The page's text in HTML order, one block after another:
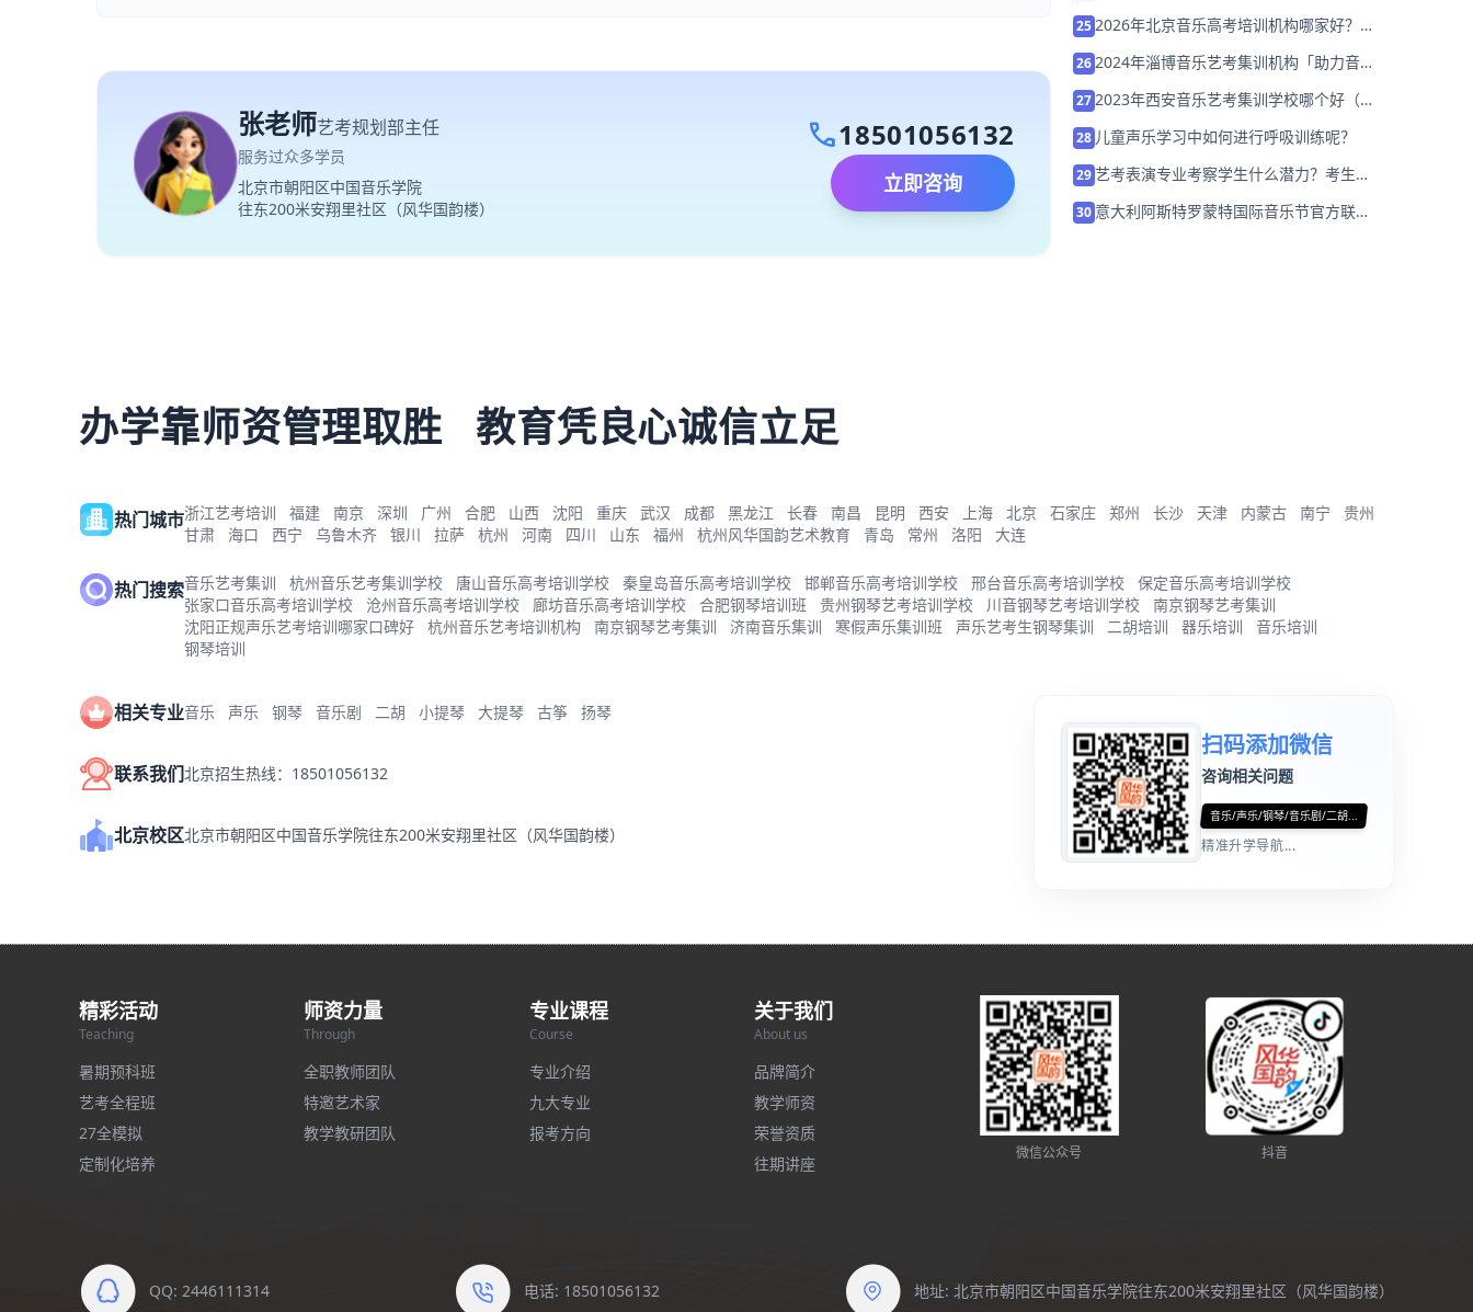
张老师艺考规划部主任
服务过众多学员
北京市朝阳区中国音乐学院
往东200米安翔里社区（风华国韵楼）
call18501056132
立即咨询
252026年北京音乐高考培训机构哪家好？拒
262024年淄博音乐艺考集训机构「助力音乐
272023年西安音乐艺考集训学校哪个好（怎
28 儿童声乐学习中如何进行呼吸训练呢？
29艺考表演专业考察学生什么潜力？考生如
30 意大利阿斯特罗蒙特国际音乐节官方联系
办学靠师资管理取胜 教育凭良心诚信立足
热门城市浙江艺考培训 福建 南京 深圳 广州 合肥 山西 沈阳 重庆 武汉 成都 黑龙江 长春 南昌 昆明 西安 上海 北京 石家庄 郑州 长沙 天津 内蒙古 南宁
贵州
甘肃
海口 西宁 乌鲁木齐 银川 拉萨 杭州 河南 四川 山东 福州 杭州风华国韵艺术教育 青岛 常州 洛阳 大连
热门搜索音乐艺考集训 杭州音乐艺考集训学校 唐山音乐高考培训学校 秦皇岛音乐高考培训学校 邯郸音乐高考培训学校 邢台音乐高考培训学校
保定音乐高考培训学校
张家口音乐高考培训学校
沧州音乐高考培训学校 廊坊音乐高考培训学校 合肥钢琴培训班 贵州钢琴艺考培训学校 川音钢琴艺考培训学校
南京钢琴艺考集训
沈阳正规声乐艺考培训哪家口碑好
杭州音乐艺考培训机构 南京钢琴艺考集训 济南音乐集训 寒假声乐集训班 声乐艺考生钢琴集训 二胡培训 器乐培训
音乐培训
钢琴培训
相关专业音乐 声乐 钢琴 音乐剧 二胡 小提琴 大提琴 古筝 扬琴
联系我们北京招生热线：18501056132
北京校区北京市朝阳区中国音乐学院往东200米安翔里社区（风华国韵楼）
扫码添加微信
咨询相关问题
音乐/声乐/钢琴/音乐剧/二胡...
精准升学导航...
精彩活动
Teaching
暑期预科班
艺考全程班
27全模拟
定制化培养
师资力量
Through
全职教师团队
特邀艺术家
教学教研团队
专业课程
Course
专业介绍
九大专业
报考方向
关于我们
About us
品牌简介
教学师资
荣誉资质
往期讲座
微信公众号 抖音
QQ: 2446111314 电话: 18501056132 地址: 北京市朝阳区中国音乐学院往东200米安翔里社区（风华国韵楼）